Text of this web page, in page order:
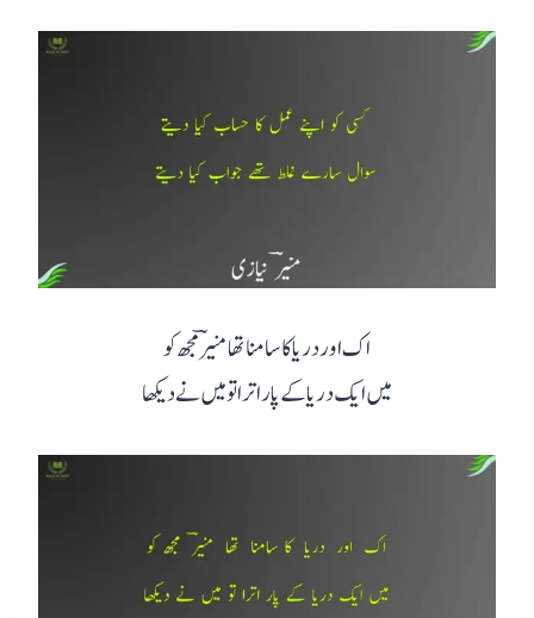
اک اور دریا کا سامنا تھا منیرؔ مجھ کو
میں ایک دریا کے پار اترا تو میں نے دیکھا